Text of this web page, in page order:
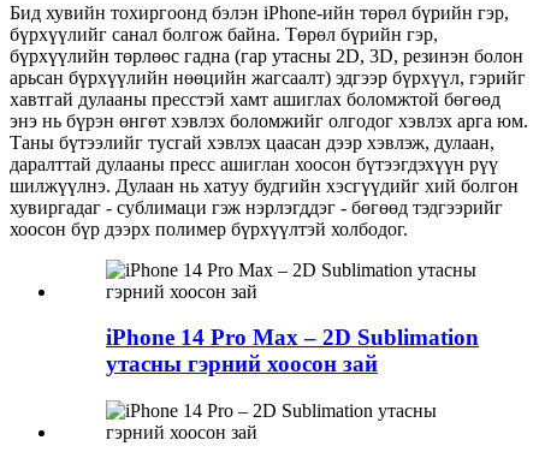
Бид хувийн тохиргоонд бэлэн iPhone-ийн төрөл бүрийн гэр,
бүрхүүлийг санал болгож байна. Төрөл бүрийн гэр,
бүрхүүлийн төрлөөс гадна (гар утасны 2D, 3D, резинэн болон
арьсан бүрхүүлийн нөөцийн жагсаалт) эдгээр бүрхүүл, гэрийг
хавтгай дулааны пресстэй хамт ашиглах боломжтой бөгөөд
энэ нь бүрэн өнгөт хэвлэх боломжийг олгодог хэвлэх арга юм.
Таны бүтээлийг тусгай хэвлэх цаасан дээр хэвлэж, дулаан,
даралттай дулааны пресс ашиглан хоосон бүтээгдэхүүн рүү
шилжүүлнэ. Дулаан нь хатуу будгийн хэсгүүдийг хий болгон
хувиргадаг - сублимаци гэж нэрлэгддэг - бөгөөд тэдгээрийг
хоосон бүр дээрх полимер бүрхүүлтэй холбодог.
iPhone 14 Pro Max – 2D Sublimation
утасны гэрний хоосон зай